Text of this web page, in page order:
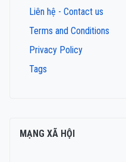
Liên hệ - Contact us
Terms and Conditions
Privacy Policy
Tags
MẠNG XÃ HỘI